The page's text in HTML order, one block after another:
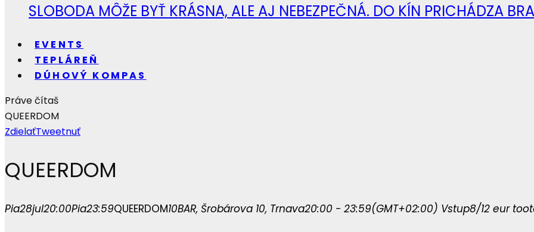
SLOBODA MÔŽE BYŤ KRÁSNA, ALE AJ NEBEZPEČNÁ. DO KÍN PRICHÁDZA
EVENTS
TEPLÁREŇ
DÚHOVÝ KOMPAS
Práve čítaš
QUEERDOM
ZdielaťTweetnuť
QUEERDOM
Pia28jul20:00Pia23:59QUEERDOM10BAR, Šrobárova 10, Trnava20:00 - 23:59(GMT+02:00) Vstup8/12 eur